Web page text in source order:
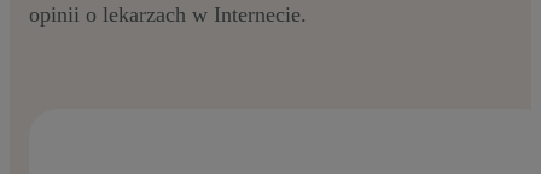
opinii o lekarzach w Internecie.